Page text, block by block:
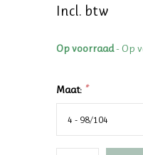
Incl. btw
Op voorraad- Op
Maat: *